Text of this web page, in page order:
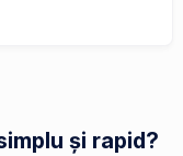
și rapid?